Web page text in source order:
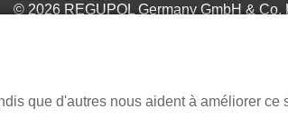
© 2026 REGUPOL Germany GmbH & Co.
que d'autres nous aident à améliorer ce